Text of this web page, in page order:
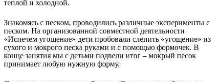
теплой и холодной.
Знакомясь с песком, проводились различные эксперименты с
песком. На организованной совместной деятельности
«Испечем угощение» дети пробовали слепить «угощение» из
сухого и мокрого песка руками и с помощью формочек. В
конце занятия мы с детьми подвели итог – мокрый песок
принимает любую нужную форму.